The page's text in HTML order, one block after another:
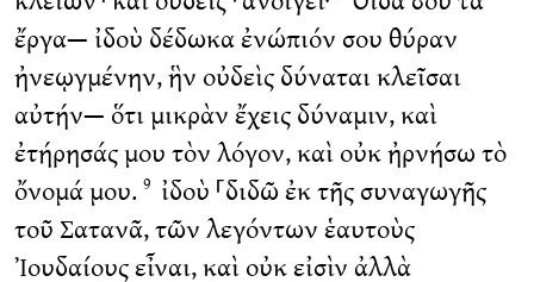
ἔργα— ἰδοὺ δέδωκα ἐνώπιόν σου θύραν
ἠνεῳγμένην, ἣν οὐδεὶς δύναται κλεῖσαι
αὐτήν— ὅτι μικρὰν ἔχεις δύναμιν, καὶ
ἐτήρησάς μου τὸν λόγον, καὶ οὐκ ἠρνήσω τὸ
ὄνομά μου. 9 ἰδοὺ ⸀διδῶ ἐκ τῆς συναγωγῆς
τοῦ Σατανᾶ, τῶν λεγόντων ἑαυτοὺς
Ἰουδαίους εἶναι, καὶ οὐκ εἰσὶν ἀλλὰ